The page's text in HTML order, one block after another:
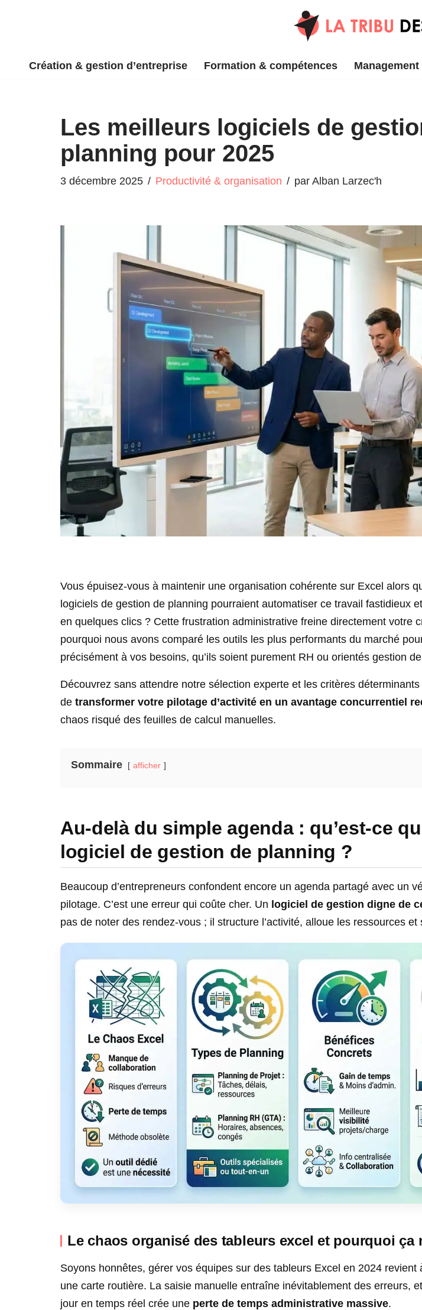
contenu
Création & gestion d’entreprise Formation & compétences Management
Les meilleurs logiciels de
planning pour 2025
3 décembre 2025 Productivité & organisation par Alban Larzec'h
Vous épuisez-vous à maintenir une organisation cohérente sur Excel alors
logiciels de gestion de planning pourraient automatiser ce travail fastidieux
en quelques clics ? Cette frustration administrative freine directement votre
pourquoi nous avons comparé les outils les plus performants du marché
précisément à vos besoins, qu’ils soient purement RH ou orientés gestion
Découvrez sans attendre notre sélection experte et les critères
de transformer votre pilotage d’activité en un avantage concurrentiel
chaos risqué des feuilles de calcul manuelles.
Sommaire afficher
Au-delà du simple agenda : qu’est-ce
logiciel de gestion de planning ?
Beaucoup d’entrepreneurs confondent encore un agenda partagé avec un
pilotage. C’est une erreur qui coûte cher. Un logiciel de gestion digne de
pas de noter des rendez-vous ; il structure l’activité, alloue les ressources
Le chaos organisé des tableurs excel et pourquoi ça
Soyons honnêtes, gérer vos équipes sur des tableurs Excel en 2024 revient
une carte routière. La saisie manuelle entraîne inévitablement des erreurs,
jour en temps réel crée une perte de temps administrative massive.